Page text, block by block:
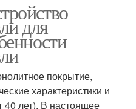
для
покрытие,
характеристики и
40 лет). В настоящее